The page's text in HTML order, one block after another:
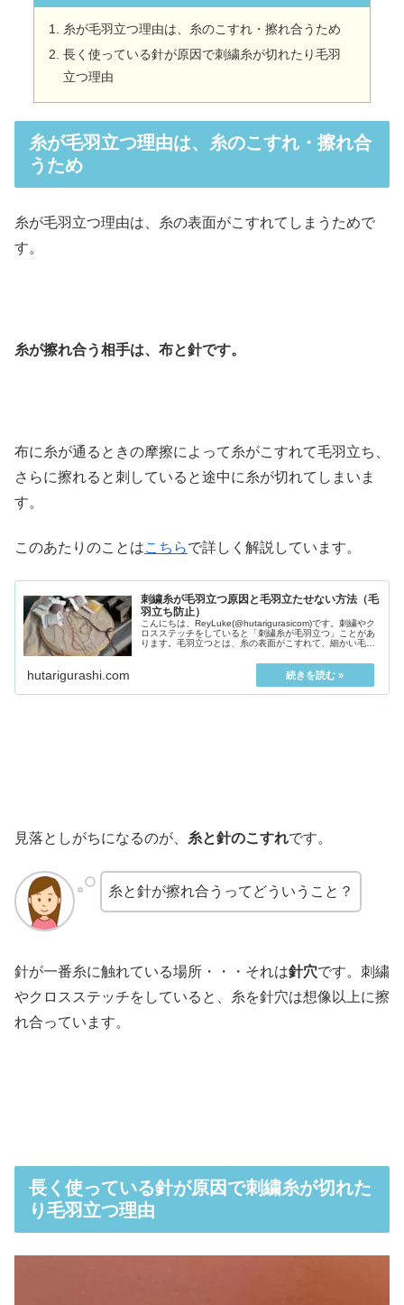
糸が毛羽立つ理由は、糸のこすれ・擦れ合うため
長く使っている針が原因で刺繍糸が切れたり毛羽
立つ理由
糸が毛羽立つ理由は、糸のこすれ・擦れ合
うため
糸が毛羽立つ理由は、糸の表面がこすれてしまうためで
す。
糸が擦れ合う相手は、布と針です。
布に糸が通るときの摩擦によって糸がこすれて毛羽立ち、
さらに擦れると刺していると途中に糸が切れてしまいま
す。
このあたりのことはこちらで詳しく解説しています。
刺繍糸が毛羽立つ原因と毛羽立たせない方法（毛
羽立ち防止）
こんにちは、ReyLuke(@hutarigurasicom)です。刺繍やク
ロスステッチをしていると「刺繍糸が毛羽立つ」ことがあ
ります。毛羽立つとは、糸の表面がこすれて、細かい毛が
hutarigurashi.com
見落としがちになるのが、 糸と針のこすれです。
糸と針が擦れ合うってどういうこと？
針が一番糸に触れている場所・・・それは針穴です。刺繍
やクロスステッチをしていると、糸を針穴は想像以上に擦
れ合っています。
長く使っている針が原因で刺繍糸が切れた
り毛羽立つ理由